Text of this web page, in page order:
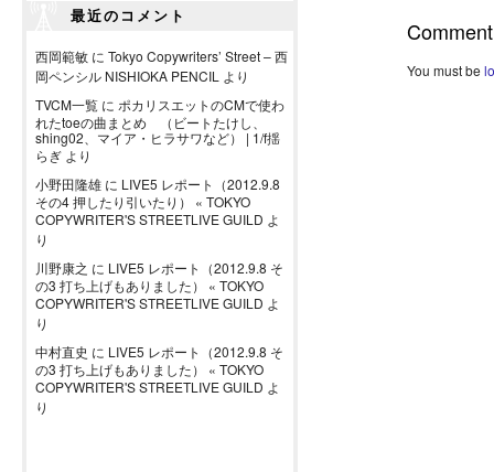
最近のコメント
西岡範敏 に Tokyo Copywriters’ Street – 西
岡ペンシル NISHIOKA PENCIL より
TVCM一覧 に ポカリスエットのCMで使わ
れたtoeの曲まとめ （ビートたけし、
shing02、マイア・ヒラサワなど） | 1/f揺
らぎ より
小野田隆雄 に LIVE5 レポート（2012.9.8
その4 押したり引いたり） « TOKYO
COPYWRITER'S STREETLIVE GUILD よ
り
川野康之 に LIVE5 レポート（2012.9.8 そ
の3 打ち上げもありました） « TOKYO
COPYWRITER'S STREETLIVE GUILD よ
り
中村直史 に LIVE5 レポート（2012.9.8 そ
の3 打ち上げもありました） « TOKYO
COPYWRITER'S STREETLIVE GUILD よ
り
Comment
You must be